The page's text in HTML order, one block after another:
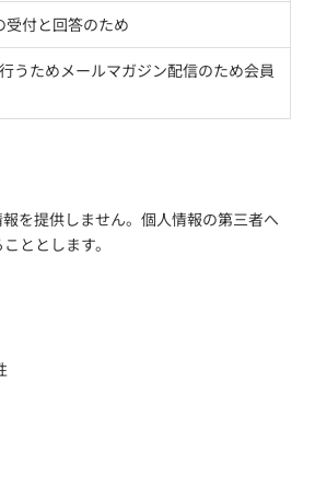
受付と回答のため
うためメールマガジン配信のため会員
を提供しません。個人情報の第三者へ
ととします。